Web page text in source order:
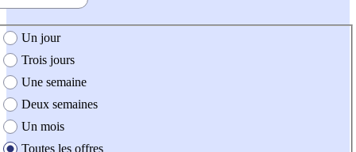
création de l'offre
Un jour
Trois jours
Une semaine
Deux semaines
Un mois
Toutes les offres